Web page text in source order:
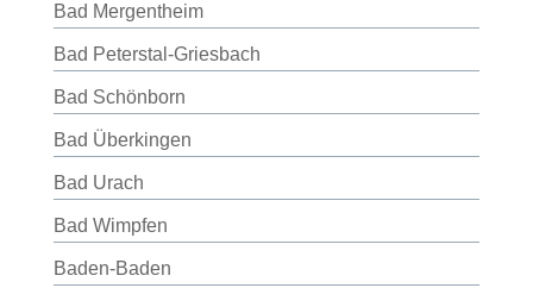
Bad Mergentheim
Bad Peterstal-Griesbach
Bad Schönborn
Bad Überkingen
Bad Urach
Bad Wimpfen
Baden-Baden